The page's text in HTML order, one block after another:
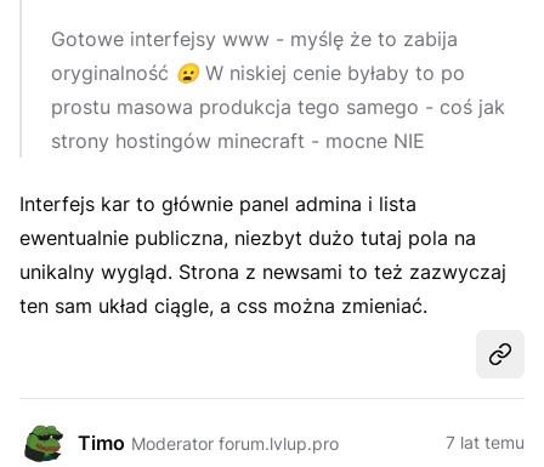
Gotowe interfejsy www - myślę że to zabija
oryginalność 😦W niskiej cenie byłaby to po
prostu masowa produkcja tego samego - coś jak
strony hostingów minecraft - mocne NIE
Interfejs kar to głównie panel admina i lista
ewentualnie publiczna, niezbyt dużo tutaj pola na
unikalny wygląd. Strona z newsami to też zazwyczaj
ten sam układ ciągle, a css można zmieniać.
Timo Moderator forum.lvlup.pro 7 lat temu